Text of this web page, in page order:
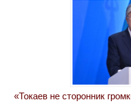
«Токаев не сторонник